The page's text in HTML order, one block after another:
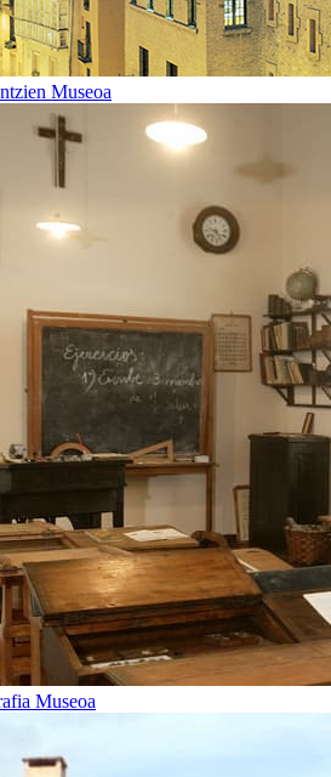
Museoa
Museoa